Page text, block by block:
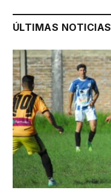
ÚLTIMAS NOTICIAS